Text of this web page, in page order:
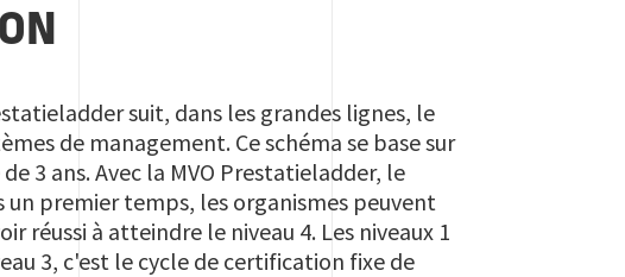
suit, dans les grandes lignes, le
de management. Ce schéma se base sur
3 ans. Avec la MVO Prestatieladder, le
premier temps, les organismes peuvent
réussi à atteindre le niveau 4. Les niveaux 1
3, c'est le cycle de certification fixe de